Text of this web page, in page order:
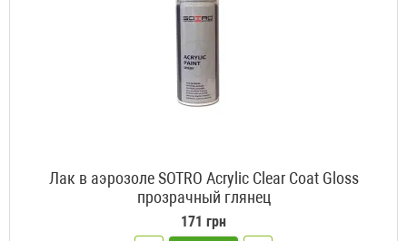
Лак в аэрозоле SOTRO Acrylic Clear Coat Gloss
прозрачный глянец
171 грн